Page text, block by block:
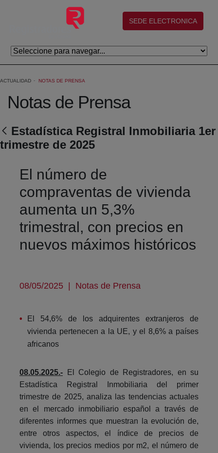
Saltar al contenido principal
(abre en nueva ventana)
SEDE ELECTRONICA
ACTUALIDAD NOTAS DE PRENSA
Notas de Prensa
Estadística Registral Inmobiliaria 1er
trimestre de 2025
El número de
compraventas de vivienda
aumenta un 5,3%
trimestral, con precios en
nuevos máximos históricos
08/05/2025 Notas de Prensa
El 54,6% de los adquirentes extranjeros de
vivienda pertenecen a la UE, y el 8,6% a países
africanos
08.05.2025.- El Colegio de Registradores, en su
Estadística Registral Inmobiliaria del primer
trimestre de 2025, analiza las tendencias actuales
en el mercado inmobiliario español a través de
diferentes informes que muestran la evolución de,
entre otros aspectos, el índice de precios de
vivienda, los precios medios por m2, el número de